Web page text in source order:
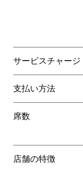
サービスチャージ
支払い方法
席数
店舗の特徴